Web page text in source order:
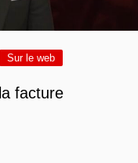
Sur le web
facture